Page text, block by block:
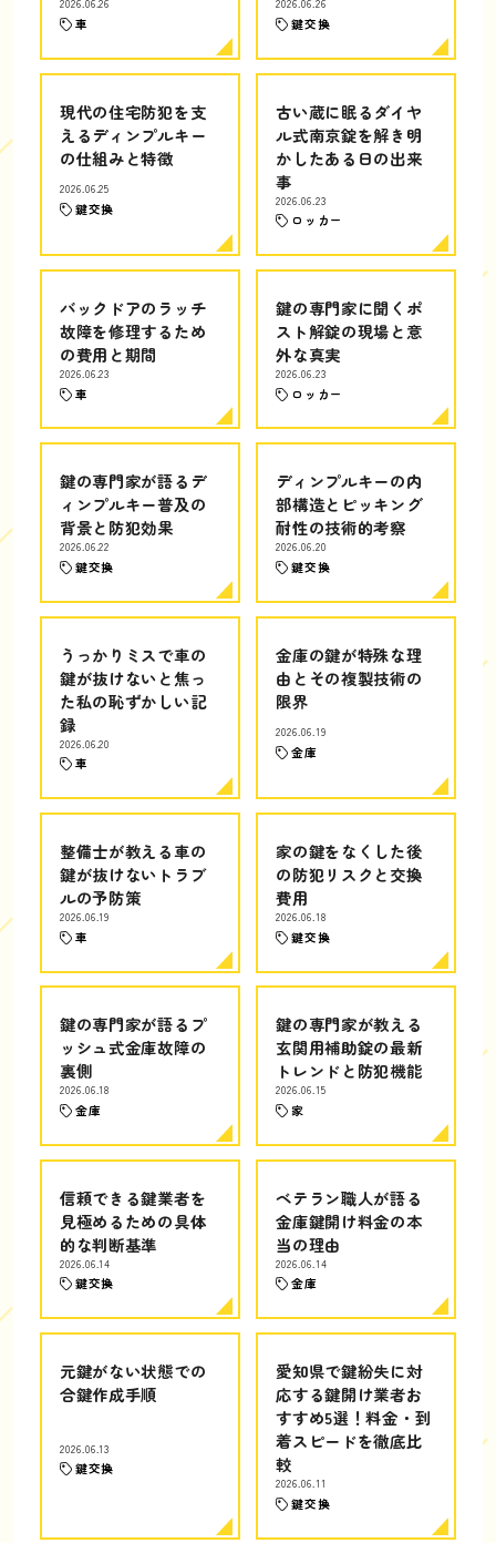
2026.06.26
車
2026.06.26
鍵交換
現代の住宅防犯を支
えるディンプルキー
の仕組みと特徴
2026.06.25
鍵交換
古い蔵に眠るダイヤ
ル式南京錠を解き明
かしたある日の出来
事
2026.06.23
ロッカー
バックドアのラッチ
故障を修理するため
の費用と期間
2026.06.23
車
鍵の専門家に聞くポ
スト解錠の現場と意
外な真実
2026.06.23
ロッカー
鍵の専門家が語るデ
ィンプルキー普及の
背景と防犯効果
2026.06.22
鍵交換
ディンプルキーの内
部構造とピッキング
耐性の技術的考察
2026.06.20
鍵交換
うっかりミスで車の
鍵が抜けないと焦っ
た私の恥ずかしい記
録
2026.06.20
車
金庫の鍵が特殊な理
由とその複製技術の
限界
2026.06.19
金庫
整備士が教える車の
鍵が抜けないトラブ
ルの予防策
2026.06.19
車
家の鍵をなくした後
の防犯リスクと交換
費用
2026.06.18
鍵交換
鍵の専門家が語るプ
ッシュ式金庫故障の
裏側
2026.06.18
金庫
鍵の専門家が教える
玄関用補助錠の最新
トレンドと防犯機能
2026.06.15
家
信頼できる鍵業者を
見極めるための具体
的な判断基準
2026.06.14
鍵交換
ベテラン職人が語る
金庫鍵開け料金の本
当の理由
2026.06.14
金庫
元鍵がない状態での
合鍵作成手順
2026.06.13
鍵交換
愛知県で鍵紛失に対
応する鍵開け業者お
すすめ5選！料金・到
着スピードを徹底比
較
2026.06.11
鍵交換